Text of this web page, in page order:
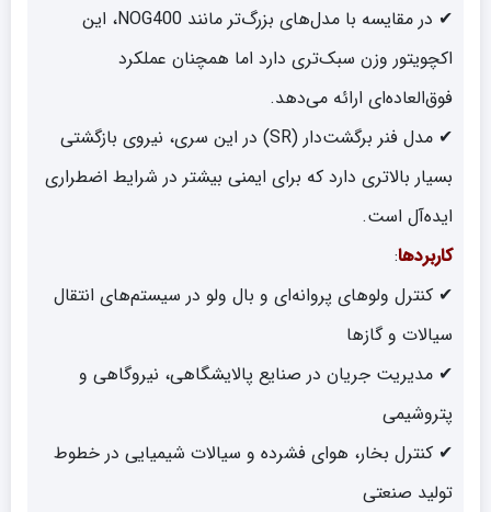
✔ در مقایسه با مدل‌های بزرگ‌تر مانند NOG400، این
اکچویتور وزن سبک‌تری دارد اما همچنان عملکرد
فوق‌العاده‌ای ارائه می‌دهد.
✔ مدل فنر برگشت‌دار (SR) در این سری، نیروی بازگشتی
بسیار بالاتری دارد که برای ایمنی بیشتر در شرایط اضطراری
ایده‌آل است.
کاربردها:
✔ کنترل ولوهای پروانه‌ای و بال ولو در سیستم‌های انتقال
سیالات و گازها
✔ مدیریت جریان در صنایع پالایشگاهی، نیروگاهی و
پتروشیمی
✔ کنترل بخار، هوای فشرده و سیالات شیمیایی در خطوط
تولید صنعتی